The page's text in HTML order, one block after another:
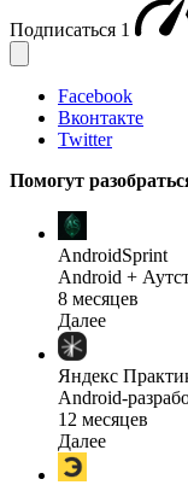
Подписаться 1
Facebook
Вконтакте
Twitter
Помогут
AndroidSprint
Android +
8 месяцев
Далее
Яндекс
Android-
12 месяцев
Далее